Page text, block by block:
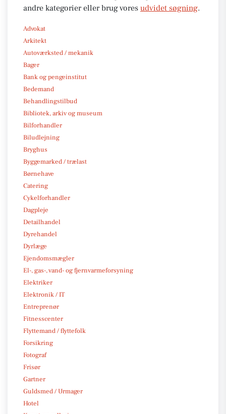
andre kategorier eller brug vores udvidet søgning.
Advokat
Arkitekt
Autoværksted / mekanik
Bager
Bank og pengeinstitut
Bedemand
Behandlingstilbud
Bibliotek, arkiv og museum
Bilforhandler
Biludlejning
Bryghus
Byggemarked / trælast
Børnehave
Catering
Cykelforhandler
Dagpleje
Detailhandel
Dyrehandel
Dyrlæge
Ejendomsmægler
El-, gas-, vand- og fjernvarmeforsyning
Elektriker
Elektronik / IT
Entreprenør
Fitnesscenter
Flyttemand / flyttefolk
Forsikring
Fotograf
Frisør
Gartner
Guldsmed / Urmager
Hotel